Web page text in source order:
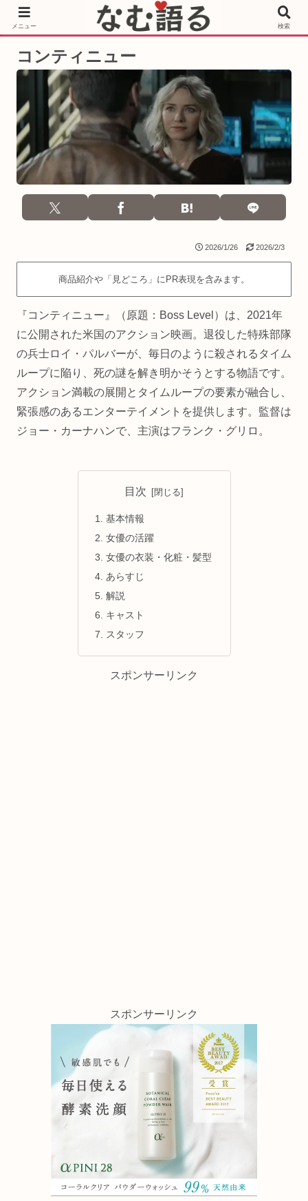
［PR］Prime Video もっと観るならサブスクリプション
コンティニュー
2026/1/26 2026/2/3
商品紹介や「見どころ」にPR表現を含みます。
『コンティニュー』（原題：Boss Level）は、2021年
に公開された米国のアクション映画。退役した特殊部隊
の兵士ロイ・パルバーが、毎日のように殺されるタイム
ループに陥り、死の謎を解き明かそうとする物語です。
アクション満載の展開とタイムループの要素が融合し、
緊張感のあるエンターテイメントを提供します。監督は
ジョー・カーナハンで、主演はフランク・グリロ。
目次
基本情報
女優の活躍
女優の衣装・化粧・髪型
あらすじ
解説
キャスト
スタッフ
スポンサーリンク
スポンサーリンク
メニュー 検索